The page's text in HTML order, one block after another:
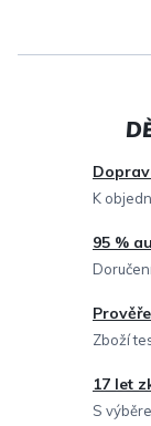
K
95 %
Zboží
17 let
S